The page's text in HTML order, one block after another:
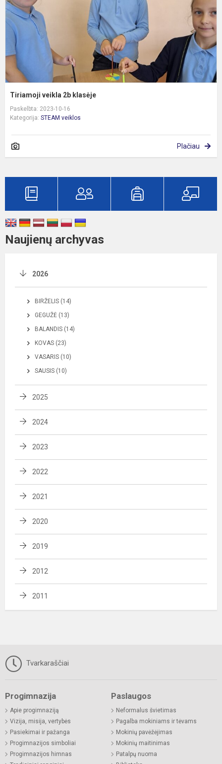
Tiriamoji veikla 2b klasėje
Paskelbta: 2023-10-16
Kategorija: STEAM veiklos
Plačiau
Naujienų archyvas
2026
BIRŽELIS (14)
GEGUŽĖ (13)
BALANDIS (14)
KOVAS (23)
VASARIS (10)
SAUSIS (10)
2025
2024
2023
2022
2021
2020
2019
2012
2011
Tvarkaraščiai
Progimnazija
Apie progimnaziją
Vizija, misija, vertybės
Pasiekimai ir pažanga
Progimnazijos simboliai
Progimnazijos himnas
Paslaugos
Neformalus švietimas
Pagalba mokiniams ir tėvams
Mokinių pavėžėjimas
Mokinių maitinimas
Patalpų nuoma